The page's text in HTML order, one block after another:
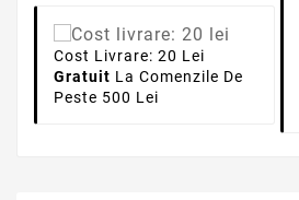
Cost Livrare: 20 Lei
Gratuit La Comenzile De
Peste 500 Lei